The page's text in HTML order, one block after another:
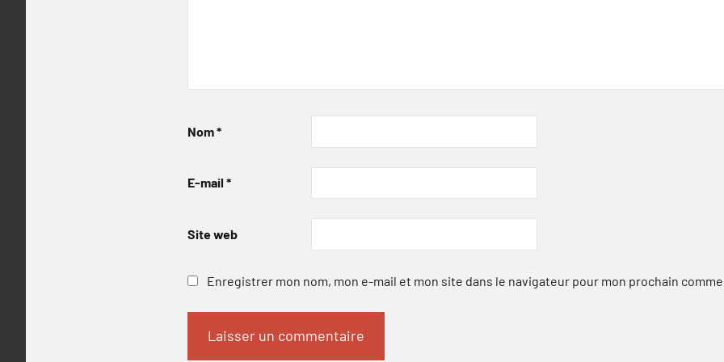
Nom*
E-mail *
Site web
Enregistrer mon nom, mon e-mail et mon site dans le navigateur pour mon prochain